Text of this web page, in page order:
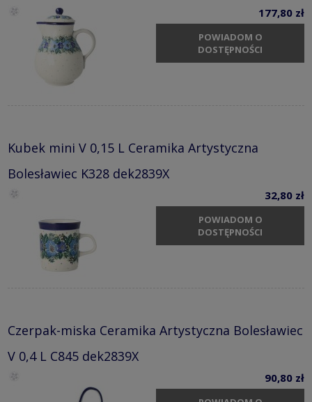
177,80 zł
POWIADOM O
DOSTĘPNOŚCI
Kubek mini V 0,15 L Ceramika Artystyczna
Bolesławiec K328 dek2839X
32,80 zł
POWIADOM O
DOSTĘPNOŚCI
Czerpak-miska Ceramika Artystyczna Bolesławiec
V 0,4 L C845 dek2839X
90,80 zł